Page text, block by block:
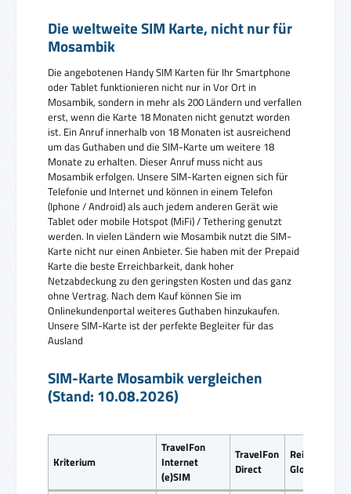
Die weltweite SIM Karte, nicht nur für
Mosambik
Die angebotenen Handy SIM Karten für Ihr Smartphone
oder Tablet funktionieren nicht nur in Vor Ort in
Mosambik, sondern in mehr als 200 Ländern und verfallen
erst, wenn die Karte 18 Monaten nicht genutzt worden
ist. Ein Anruf innerhalb von 18 Monaten ist ausreichend
um das Guthaben und die SIM-Karte um weitere 18
Monate zu erhalten. Dieser Anruf muss nicht aus
Mosambik erfolgen. Unsere SIM-Karten eignen sich für
Telefonie und Internet und können in einem Telefon
(Iphone / Android) als auch jedem anderen Gerät wie
Tablet oder mobile Hotspot (MiFi) / Tethering genutzt
werden. In vielen Ländern wie Mosambik nutzt die SIM-
Karte nicht nur einen Anbieter. Sie haben mit der Prepaid
Karte die beste Erreichbarkeit, dank hoher
Netzabdeckung zu den geringsten Kosten und das ganz
ohne Vertrag. Nach dem Kauf können Sie im
Onlinekundenportal weiteres Guthaben hinzukaufen.
Unsere SIM-Karte ist der perfekte Begleiter für das
Ausland
SIM-Karte Mosambik vergleichen
(Stand: 10.08.2026)
Kriterium
TravelFon
Internet
(e)SIM
TravelFon
Direct
ReiseSIM
Global SIM